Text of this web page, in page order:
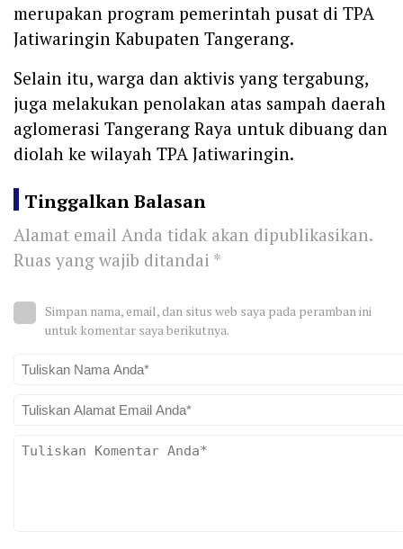
merupakan program pemerintah pusat di TPA
Jatiwaringin Kabupaten Tangerang.
Selain itu, warga dan aktivis yang tergabung,
juga melakukan penolakan atas sampah daerah
aglomerasi Tangerang Raya untuk dibuang dan
diolah ke wilayah TPA Jatiwaringin.
Tinggalkan Balasan
Alamat email Anda tidak akan dipublikasikan.
Ruas yang wajib ditandai *
Simpan nama, email, dan situs web saya pada peramban ini
untuk komentar saya berikutnya.